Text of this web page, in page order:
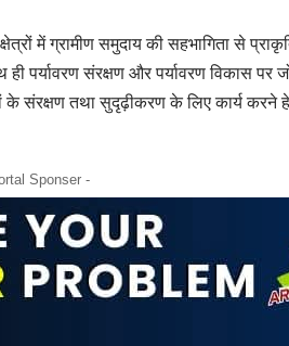
में ग्रामीण समुदाय की सहभागिता से
पर्यावरण संरक्षण और पर्यावरण विकास पर
संरक्षण तथा सुदृढ़ीकरण के लिए कार्य करने
Sponser -